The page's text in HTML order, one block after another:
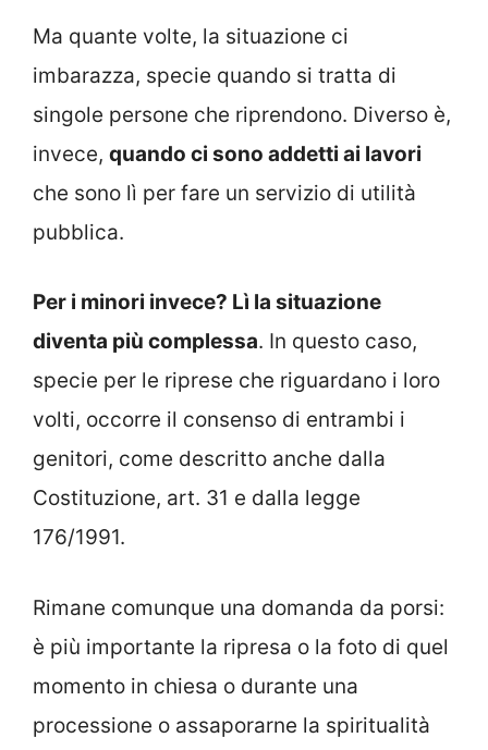
Ma quante volte, la situazione ci
imbarazza, specie quando si tratta di
singole persone che riprendono. Diverso è,
invece, quando ci sono addetti ai lavori
che sono lì per fare un servizio di utilità
pubblica.
Per i minori invece? Lì la situazione
diventa più complessa. In questo caso,
specie per le riprese che riguardano i loro
volti, occorre il consenso di entrambi i
genitori, come descritto anche dalla
Costituzione, art. 31 e dalla legge
176/1991.
Rimane comunque una domanda da porsi:
è più importante la ripresa o la foto di quel
momento in chiesa o durante una
processione o assaporarne la spiritualità